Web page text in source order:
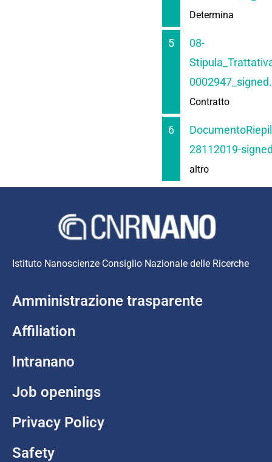
Determina
5
08-
Contratto
6
28112019-
altro
Istituto Nanoscienze Consiglio Nazionale delle Ricerche
Amministrazione trasparente
Affiliation
Intranano
Job openings
Privacy Policy
Safety